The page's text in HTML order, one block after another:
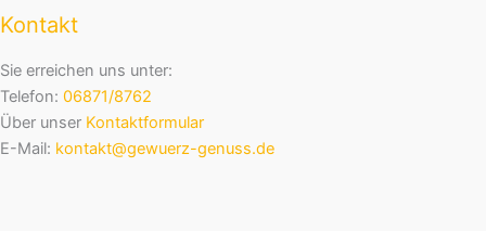
Kontakt
Sie erreichen uns unter:
Telefon: 06871/8762
Über unser Kontaktformular
E-Mail: kontakt@gewuerz-genuss.de